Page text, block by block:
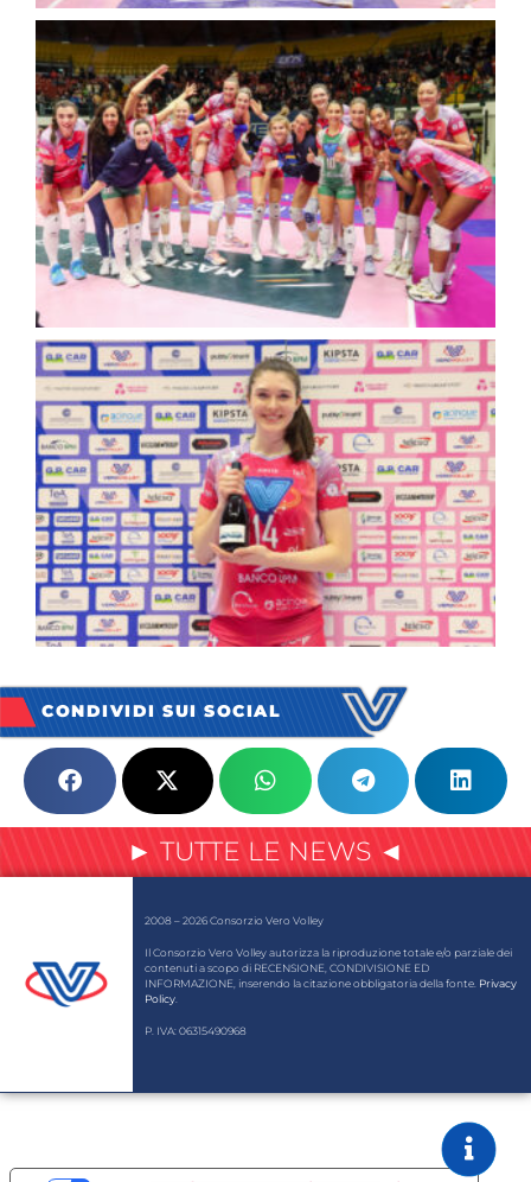
CONDIVIDI SUI SOCIAL
► TUTTE LE NEWS ◄
2008 – 2026 Consorzio Vero Volley
Il Consorzio Vero Volley autorizza la riproduzione totale e/o parziale dei
contenuti a scopo di RECENSIONE, CONDIVISIONE ED
INFORMAZIONE, inserendo la citazione obbligatoria della fonte. Privacy
Policy
P. IVA: 06315490968